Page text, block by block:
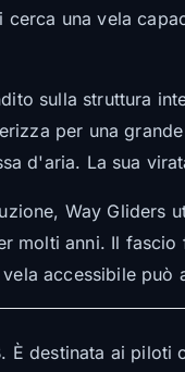
cerca una vela
sulla struttura
per una
d'aria. La sua
Way Gliders
molti anni. Il
accessibile
È destinata ai